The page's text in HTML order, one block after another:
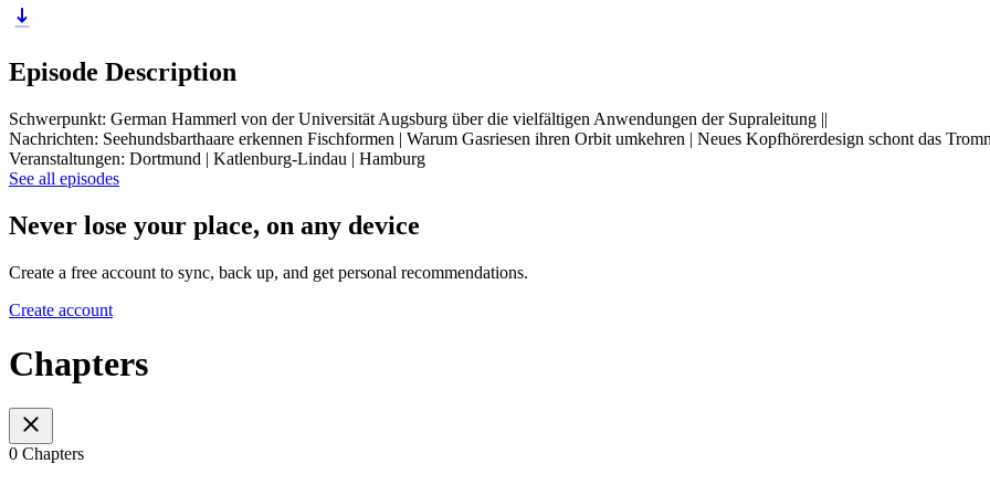
Episode Description
Schwerpunkt: German Hammerl von der Universität Augsburg über die vielfältigen Anwendungen der Supraleitung ||
Nachrichten: Seehundsbarthaare erkennen Fischformen | Warum Gasriesen ihren Orbit umkehren | Neues Kopfhörerdesign schont das
Veranstaltungen: Dortmund | Katlenburg-Lindau | Hamburg
See all episodes
Never lose your place, on any device
Create a free account to sync, back up, and get personal recommendations.
Create account
Chapters
0 Chapters